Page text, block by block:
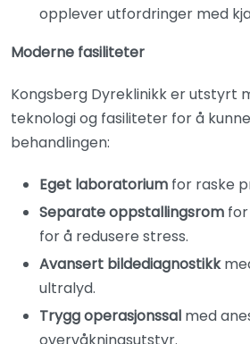
opplever utfordringer med
Moderne fasiliteter
Kongsberg Dyreklinikk er utstyrt
teknologi og fasiliteter for å
behandlingen:
Eget laboratorium for raske
Separate oppstallingsrom
for å redusere stress.
Avansert bildediagnostikk
ultralyd.
Trygg operasjonssal med